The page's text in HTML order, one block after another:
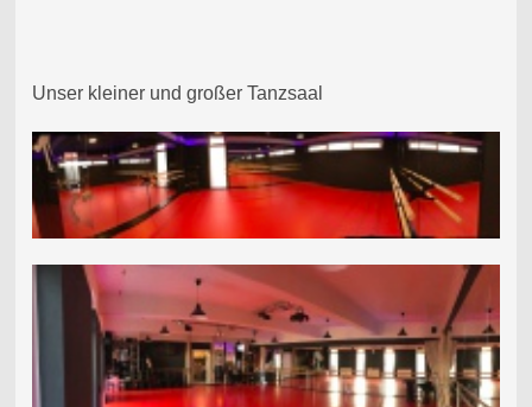
Unser kleiner und großer Tanzsaal